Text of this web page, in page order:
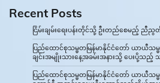
Recent Posts
ငြိမ်းချမ်းရေးပန်းတိုင်သို့ ဦးတည်စေမည့် ညီ
ပြည်ထောင်စုသမ္မတမြန်မာနိုင်ငံတော် ယာယီသမ္
ချင်းအမျိုးသားနေ့အခမ်းအနားသို့ ပေးပို့သ
ပြည်ထောင်စုသမ္မတမြန်မာနိုင်ငံတော် ယာယီသမ္